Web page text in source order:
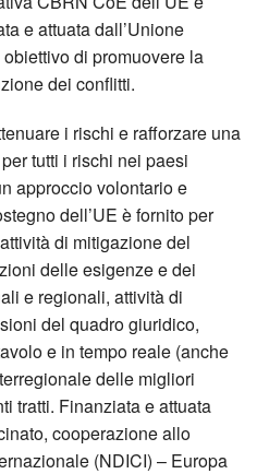
e attuata dall’Unione
di promuovere la
dei conflitti.
i rischi e rafforzare una
tutti i rischi nei paesi
approccio volontario e
dell’UE è fornito per
di mitigazione del
delle esigenze e dei
e regionali, attività di
del quadro giuridico,
e in tempo reale (anche
delle migliori
tratti. Finanziata e attuata
cooperazione allo
(NDICI) – Europa